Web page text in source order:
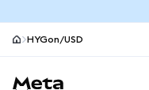
HYGon/USD